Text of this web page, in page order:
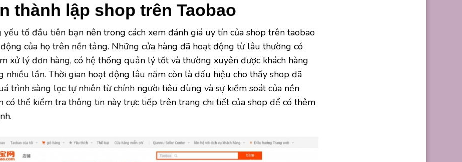
thành lập shop trên Taobao
tố đầu tiên bạn nên trong cách xem đánh giá uy tín của shop trên taobao
của họ trên nền tảng. Những cửa hàng đã hoạt động từ lâu thường có
xử lý đơn hàng, có hệ thống quản lý tốt và thường xuyên được khách hàng
nhiều lần. Thời gian hoạt động lâu năm còn là dấu hiệu cho thấy shop đã
trình sàng lọc tự nhiên từ chính người tiêu dùng và sự kiểm soát của nền
có thể kiểm tra thông tin này trực tiếp trên trang chi tiết của shop để có thêm